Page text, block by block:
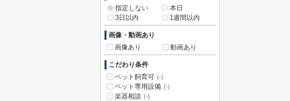
指定しない
本日
3日以内
1週間以内
画像・動画あり
画像あり
動画あり
こだわり条件
ペット飼育可 (-)
ペット専用設備 (-)
楽器相談 (-)